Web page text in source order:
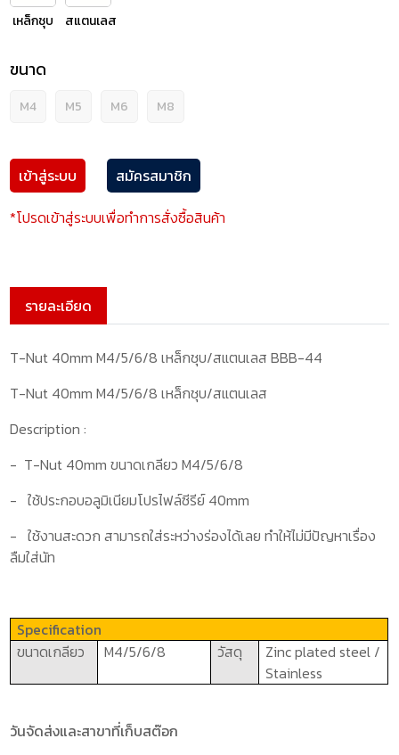
เหล็กชุบ สแตนเลส
ขนาด
M4 M5 M6 M8
เข้าสู่ระบบ
สมัครสมาชิก
*โปรดเข้าสู่ระบบเพื่อทำการสั่งซื้อสินค้า
รายละเอียด
T-Nut 40mm M4/5/6/8 เหล็กชุบ/สแตนเลส BBB-44
T-Nut 40mm M4/5/6/8 เหล็กชุบ/สแตนเลส
Description :
- T-Nut 40mm ขนาดเกลียวM4/5/6/8
- ใช้ประกอบอลูมิเนียมโปรไฟล์ซีรีย์40mm
- ใช้งานสะดวก สามารถใส่ระหว่างร่องได้เลย ทำให้ไม่มีปัญหาเรื่อง
ลืมใส่นัท
Specification
ขนาดเกลียว
M4/5/6/8 วัสดุ
Zinc plated steel /
Stainless
วันจัดส่งและสาขาที่เก็บสต๊อก